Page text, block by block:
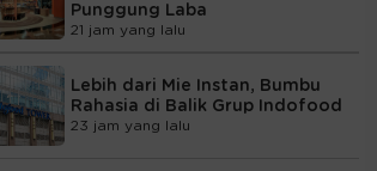
Punggung Laba
21 jam yang lalu
Lebih dari Mie Instan, Bumbu
Rahasia di Balik Grup Indofood
23 jam yang lalu